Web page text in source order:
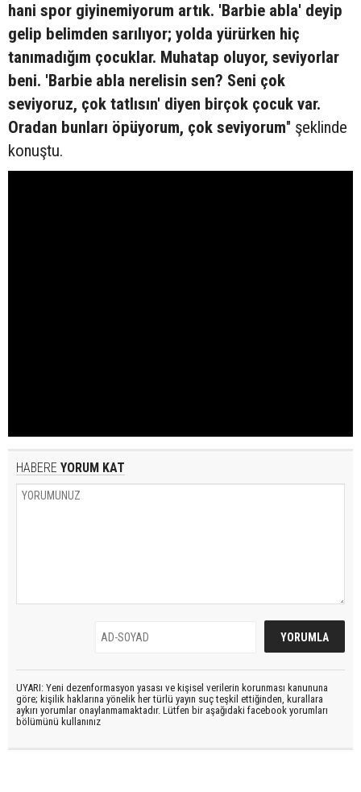
hani spor giyinemiyorum artık. 'Barbie abla' deyip
gelip belimden sarılıyor; yolda yürürken hiç
tanımadığım çocuklar. Muhatap oluyor, seviyorlar
beni. 'Barbie abla nerelisin sen? Seni çok
seviyoruz, çok tatlısın' diyen birçok çocuk var.
Oradan bunları öpüyorum, çok seviyorum" şeklinde
konuştu.
HABERE YORUM KAT
UYARI: Yeni dezenformasyon yasası ve kişisel verilerin korunması kanununa
göre; kişilik haklarına yönelik her türlü yayın suç teşkil ettiğinden, kurallara
aykırı yorumlar onaylanmamaktadır. Lütfen bir aşağıdaki facebook yorumları
bölümünü kullanınız